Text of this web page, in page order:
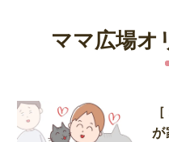
ママ広場オ